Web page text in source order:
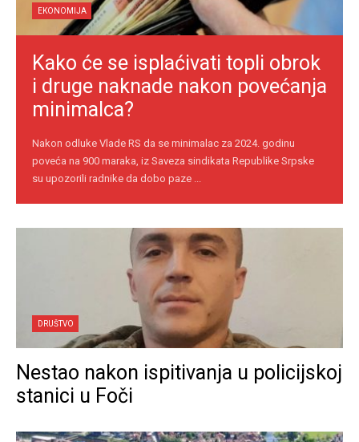
EKONOMIJA
Kako će se isplaćivati topli obrok
i druge naknade nakon povećanja
minimalca?
Nakon odluke Vlade RS da se minimalac za 2024. godinu
poveća na 900 maraka, iz Saveza sindikata Republike Srpske
su upozorili radnike da dobo paze ...
DRUŠTVO
Nestao nakon ispitivanja u policijskoj
stanici u Foči